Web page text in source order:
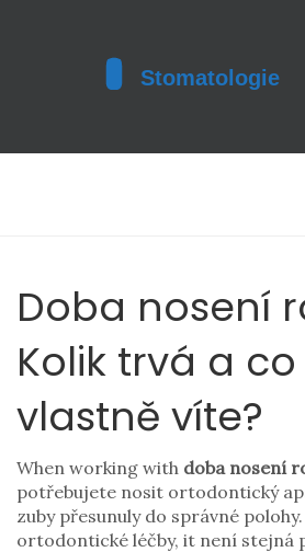
Doba nosení
Kolik trvá a
vlastně víte?
When working with doba nosení
potřebujete nosit ortodontický
zuby přesunuly do správné polohy
ortodontické léčby, it není stejná